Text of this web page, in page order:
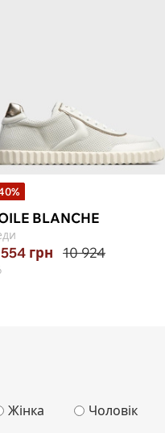
BLANCHE
грн 10 924
Жінка Чоловік